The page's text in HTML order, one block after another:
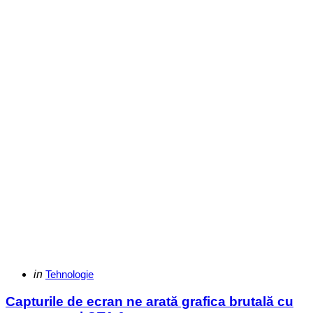
Categories
Posted
in Tehnologie
Capturile de ecran ne arată grafica brutală cu